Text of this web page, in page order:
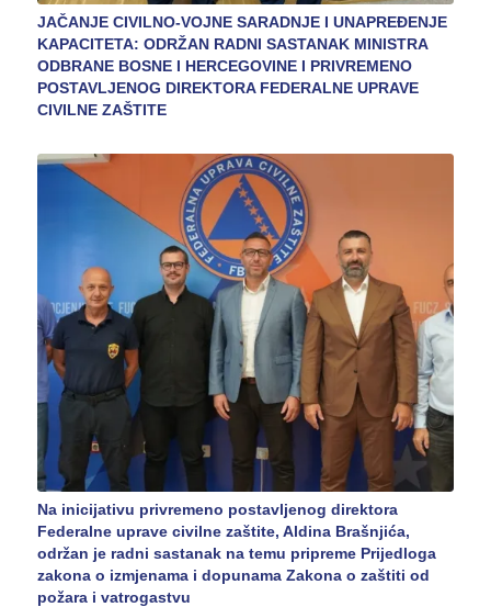
JAČANJE CIVILNO-VOJNE SARADNJE I UNAPREĐENJE
KAPACITETA: ODRŽAN RADNI SASTANAK MINISTRA
ODBRANE BOSNE I HERCEGOVINE I PRIVREMENO
POSTAVLJENOG DIREKTORA FEDERALNE UPRAVE
CIVILNE ZAŠTITE
Na inicijativu privremeno postavljenog direktora
Federalne uprave civilne zaštite, Aldina Brašnjića,
održan je radni sastanak na temu pripreme Prijedloga
zakona o izmjenama i dopunama Zakona o zaštiti od
požara i vatrogastvu